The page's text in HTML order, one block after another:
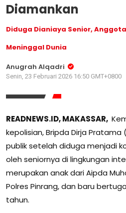
Diamankan
Diduga Dianiaya Senior,
Meninggal Dunia
Anugrah Alqadri
Senin, 23 Februari 2026 16:50 GMT+0800
READNEWS.ID, MAKASSAR,
kepolisian,Bripda Dirja Pratama
publik setelah diduga menjadi
oleh seniornya di lingkungan
merupakan anak dari Aipda
Polres Pinrang, dan baru
tahun.